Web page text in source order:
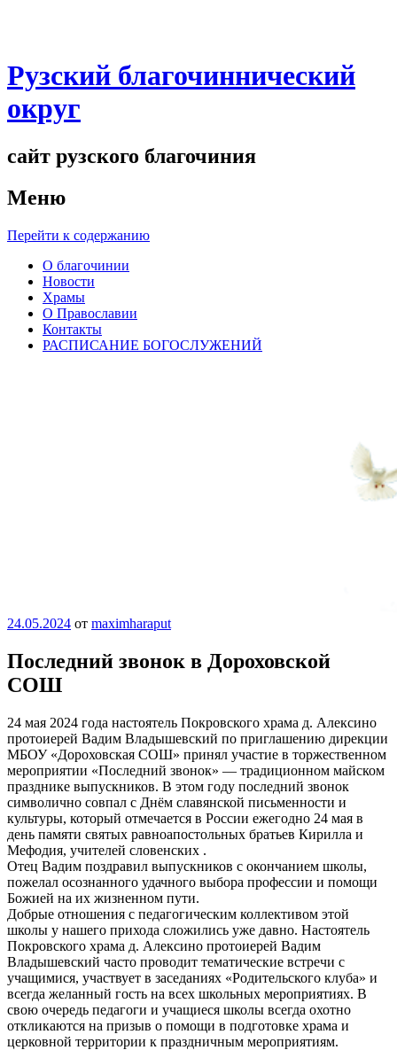
Рузский благочиннический
округ
сайт рузского благочиния
Меню
Перейти к содержанию
О благочинии
Новости
Храмы
О Православии
Контакты
РАСПИСАНИЕ БОГОСЛУЖЕНИЙ
24.05.2024 от maximharaput
Последний звонок в Дороховской
СОШ
24 мая 2024 года настоятель Покровского храма д. Алексино
протоиерей Вадим Владышевский по приглашению дирекции
МБОУ «Дороховская СОШ» принял участие в торжественном
мероприятии «Последний звонок» — традиционном майском
празднике выпускников. В этом году последний звонок
символично совпал с Днём славянской письменности и
культуры, который отмечается в России ежегодно 24 мая в
день памяти святых равноапостольных братьев Кирилла и
Мефодия, учителей словенских .
Отец Вадим поздравил выпускников с окончанием школы,
пожелал осознанного удачного выбора профессии и помощи
Божией на их жизненном пути.
Добрые отношения с педагогическим коллективом этой
школы у нашего прихода сложились уже давно. Настоятель
Покровского храма д. Алексино протоиерей Вадим
Владышевский часто проводит тематические встречи с
учащимися, участвует в заседаниях «Родительского клуба» и
всегда желанный гость на всех школьных мероприятиях. В
свою очередь педагоги и учащиеся школы всегда охотно
откликаются на призыв о помощи в подготовке храма и
церковной территории к праздничным мероприятиям.